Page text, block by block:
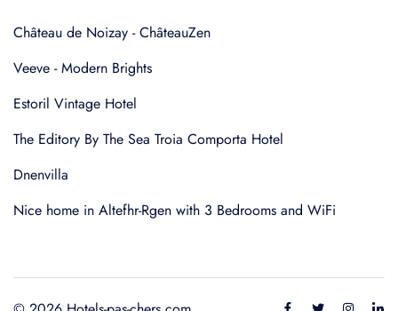
Château de Noizay - ChâteauZen
Veeve - Modern Brights
Estoril Vintage Hotel
The Editory By The Sea Troia Comporta Hotel
Dnenvilla
Nice home in Altefhr-Rgen with 3 Bedrooms and WiFi